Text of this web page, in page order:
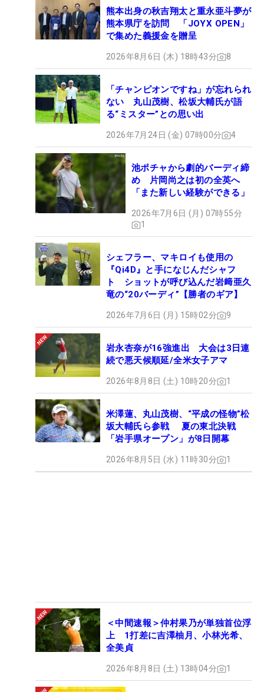
熊本出身の秋吉翔太と重永亜斗夢が
熊本県庁を訪問 「JOYX OPEN」
で集めた義援金を贈呈
2026年8月6日 (木) 18時43分 8
「チャンピオンですね」が忘れられ
ない 丸山茂樹、松坂大輔氏が語
る“ミスター”との思い出
2026年7月24日 (金) 07時00分 4
池ポチャから劇的バーディ締
め 片岡尚之は初の全英へ
「また新しい経験ができる」
2026年7月6日 (月) 07時55分
1
シェフラー、マキロイも使用の
『Qi4D』と手になじんだシャフ
ト ショットが呼び込んだ岩﨑亜久
竜の“20バーディ”【勝者のギア】
2026年7月6日 (月) 15時02分 9
岩永杏奈が16強進出 大会は3日連
続で悪天候順延/全米女子アマ
2026年8月8日 (土) 10時20分 1
米澤蓮、丸山茂樹、“平成の怪物”松
坂大輔氏ら参戦 夏の東北決戦
「岩手県オープン」が8日開幕
2026年8月5日 (水) 11時30分 1
＜中間速報＞仲村果乃が単独首位浮
上 1打差に吉澤柚月、小林光希、
全美貞
2026年8月8日 (土) 13時04分 1